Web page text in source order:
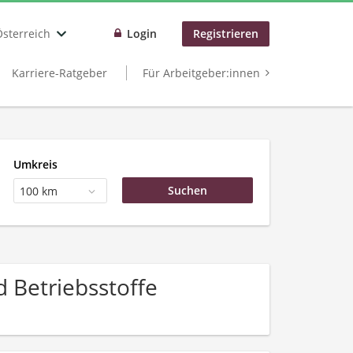
Login Registrieren
Karriere-Ratgeber Für Arbeitgeber:innen
Umkreis
100 km
Betriebsstoffe